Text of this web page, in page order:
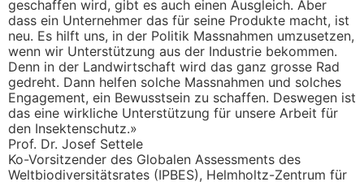
geschaffen wird, gibt es auch einen Ausgleich. Aber
dass ein Unternehmer das für seine Produkte macht, ist
neu. Es hilft uns, in der Politik Massnahmen umzusetzen,
wenn wir Unterstützung aus der Industrie bekommen.
Denn in der Landwirtschaft wird das ganz grosse Rad
gedreht. Dann helfen solche Massnahmen und solches
Engagement, ein Bewusstsein zu schaffen. Deswegen ist
das eine wirkliche Unterstützung für unsere Arbeit für
den Insektenschutz.»
Prof. Dr. Josef Settele
Ko-Vorsitzender des Globalen Assessments des
Weltbiodiversitätsrates (IPBES), Helmholtz-Zentrum für